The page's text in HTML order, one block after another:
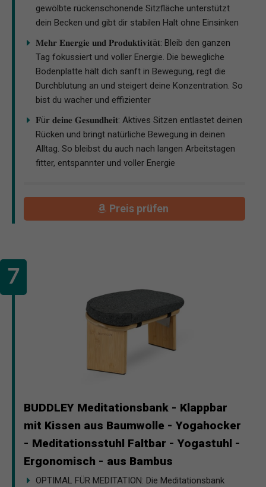
gewölbte rückenschonende Sitzfläche unterstützt
dein Becken und gibt dir stabilen Halt ohne Einsinken
𝐌𝐞𝐡𝐫 𝐄𝐧𝐞𝐫𝐠𝐢𝐞 𝐮𝐧𝐝 𝐏𝐫𝐨𝐝𝐮𝐤𝐭𝐢𝐯𝐢𝐭ä𝐭: Bleib den ganzen
Tag fokussiert und voller Energie. Die bewegliche
Bodenplatte hält dich sanft in Bewegung, regt die
Durchblutung an und steigert deine Konzentration. So
bist du wacher und effizienter
𝐅ü𝐫 𝐝𝐞𝐢𝐧𝐞 𝐆𝐞𝐬𝐮𝐧𝐝𝐡𝐞𝐢𝐭: Aktives Sitzen entlastet deinen
Rücken und bringt natürliche Bewegung in deinen
Alltag. So bleibst du auch nach langen Arbeitstagen
fitter, entspannter und voller Energie
Preis prüfen
BUDDLEY Meditationsbank - Klappbar
mit Kissen aus Baumwolle - Yogahocker
- Meditationsstuhl Faltbar - Yogastuhl -
Ergonomisch - aus Bambus
OPTIMAL FÜR MEDITATION: Die Meditationsbank